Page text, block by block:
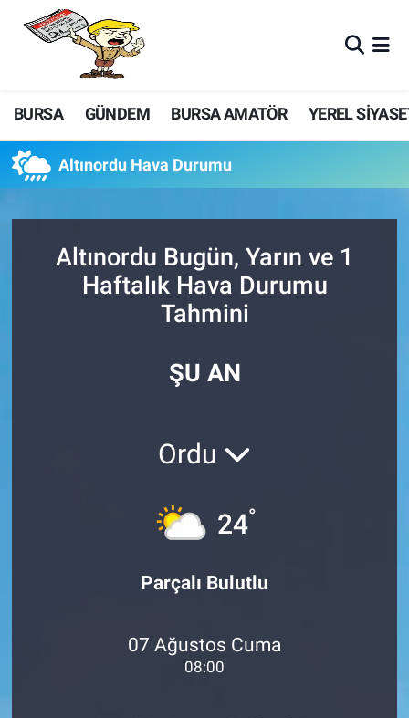
BURSA GÜNDEM BURSA AMATÖR YEREL
Altınordu Hava Durumu
Altınordu Bugün, Yarın ve 1
Haftalık Hava Durumu
Tahmini
ŞU AN
Ordu
24°
Parçalı Bulutlu
07 Ağustos Cuma
08:00